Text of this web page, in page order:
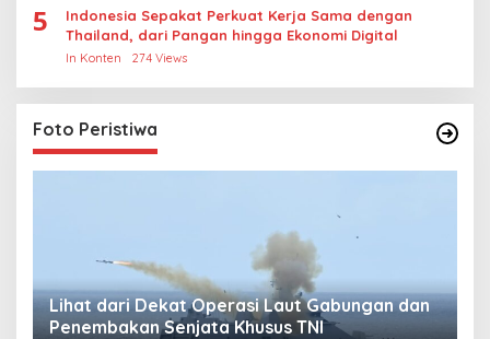
5
Indonesia Sepakat Perkuat Kerja Sama dengan
Thailand, dari Pangan hingga Ekonomi Digital
In Konten 274 Views
Foto Peristiwa
Lihat dari Dekat Operasi Laut Gabungan dan
Penembakan Senjata Khusus TNI